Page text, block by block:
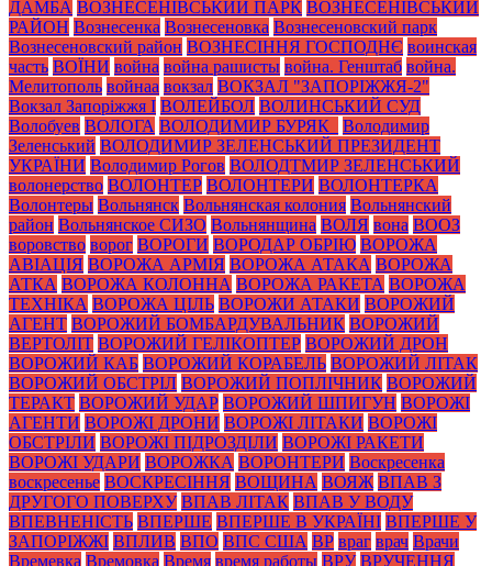
ДАМБА ВОЗНЕСЕНІВСЬКИЙ ПАРК ВОЗНЕСЕНІВСЬКИЙ
РАЙОН Вознесенка Вознесеновка Вознесеновский парк
Вознесеновский район ВОЗНЕСІННЯ ГОСПОДНЄ воинская
часть ВОЇНИ война война рашисты война. Генштаб война.
Мелитополь войнаа вокзал ВОКЗАЛ "ЗАПОРІЖЖЯ-2"
Вокзал Запоріжжя І ВОЛЕЙБОЛ ВОЛИНСЬКИЙ СУД
Волобуев ВОЛОГА ВОЛОДИМИР БУРЯК_
Володимир
Зеленський ВОЛОДИМИР ЗЕЛЕНСЬКИЙ ПРЕЗИДЕНТ
УКРАЇНИ Володимир Рогов ВОЛОДТМИР ЗЕЛЕНСЬКИЙ
волонерство ВОЛОНТЕР ВОЛОНТЕРИ ВОЛОНТЕРКА
Волонтеры Вольнянск Вольнянская колония Вольнянский
район Вольнянское СИЗО Вольнянщина ВОЛЯ вона ВООЗ
воровство ворог ВОРОГИ ВОРОДАР ОБРІЮ ВОРОЖА
АВІАЦІЯ ВОРОЖА АРМІЯ ВОРОЖА АТАКА ВОРОЖА
АТКА ВОРОЖА КОЛОННА ВОРОЖА РАКЕТА ВОРОЖА
ТЕХНІКА ВОРОЖА ЦІЛЬ ВОРОЖИ АТАКИ ВОРОЖИЙ
АГЕНТ ВОРОЖИЙ БОМБАРДУВАЛЬНИК ВОРОЖИЙ
ВЕРТОЛІТ ВОРОЖИЙ ГЕЛІКОПТЕР ВОРОЖИЙ ДРОН
ВОРОЖИЙ КАБ ВОРОЖИЙ КОРАБЕЛЬ ВОРОЖИЙ ЛІТАК
ВОРОЖИЙ ОБСТРІЛ ВОРОЖИЙ ПОПЛІЧНИК ВОРОЖИЙ
ТЕРАКТ ВОРОЖИЙ УДАР ВОРОЖИЙ ШПИГУН ВОРОЖІ
АГЕНТИ ВОРОЖІ ДРОНИ ВОРОЖІ ЛІТАКИ ВОРОЖІ
ОБСТРІЛИ ВОРОЖІ ПІДРОЗДІЛИ ВОРОЖІ РАКЕТИ
ВОРОЖІ УДАРИ ВОРОЖКА ВОРОНТЕРИ Воскресенка
воскресенье ВОСКРЕСІННЯ ВОЩИНА ВОЯЖ ВПАВ З
ДРУГОГО ПОВЕРХУ ВПАВ ЛІТАК ВПАВ У ВОДУ
ВПЕВНЕНІСТЬ ВПЕРШЕ ВПЕРШЕ В УКРАЇНІ ВПЕРШЕ У
ЗАПОРІЖЖІ ВПЛИВ ВПО ВПС США ВР враг врач Врачи
Времевка Времовка Время время работы ВРУ ВРУЧЕННЯ